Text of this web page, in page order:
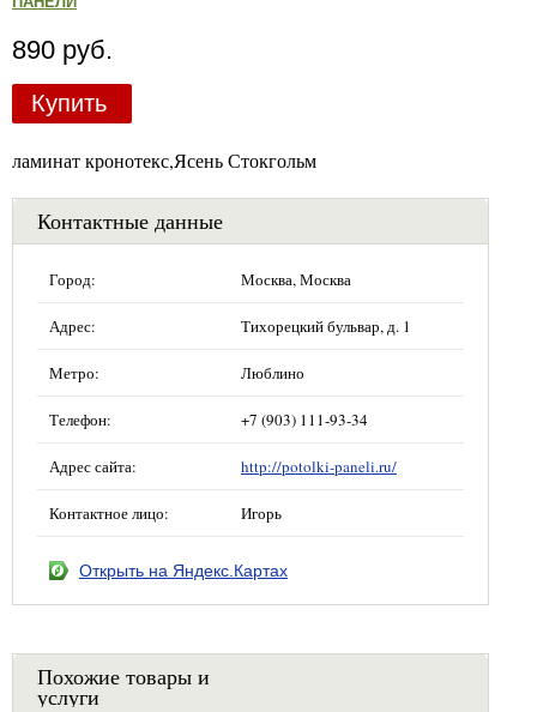
890 руб.
Купить
ламинат кронотекс,Ясень Стокгольм
Контактные данные
Город: Москва, Москва
Адрес: Тихорецкий бульвар, д. 1
Метро: Люблино
Телефон: +7 (903) 111-93-34
Адрес сайта: http://potolki-paneli.ru/
Контактное лицо: Игорь
Открыть на Яндекс.Картах
Похожие товары и
услуги